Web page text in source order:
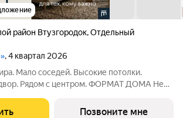
район Втузгородок,Отдельный
, 4 квартал 2026
Мало соседей. Высокие потолки.
Рядом с центром. ФОРМАТ ДОМА Не
Позвоните мне